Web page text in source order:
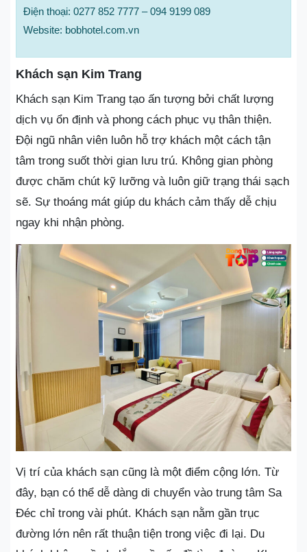
Điện thoại: 0277 852 7777 – 094 9199 089
Website: bobhotel.com.vn
Khách sạn Kim Trang
Khách sạn Kim Trang tạo ấn tượng bởi chất lượng
dịch vụ ổn định và phong cách phục vụ thân thiện.
Đội ngũ nhân viên luôn hỗ trợ khách một cách tận
tâm trong suốt thời gian lưu trú. Không gian phòng
được chăm chút kỹ lưỡng và luôn giữ trạng thái sạch
sẽ. Sự thoáng mát giúp du khách cảm thấy dễ chịu
ngay khi nhận phòng.
Vị trí của khách sạn cũng là một điểm cộng lớn. Từ
đây, bạn có thể dễ dàng di chuyển vào trung tâm Sa
Đéc chỉ trong vài phút. Khách sạn nằm gần trục
đường lớn nên rất thuận tiện trong việc đi lại. Du